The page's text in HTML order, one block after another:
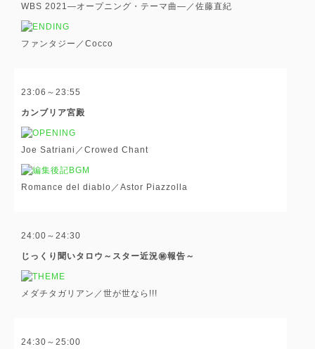
WBS 2021―オープニング・テーマ曲―／佐藤直紀
ファンタジー／Cocco
23:06～23:55
カンブリア宮殿
Joe Satriani／Crowed Chant
Romance del diablo／Astor Piazzolla
24:00～24:30
じっくり聞いタロウ～スター近況㊙報告～
メダチタガリアン／世が世なら!!!
24:30～25:00